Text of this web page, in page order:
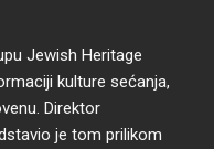
Jewish Heritage
kulture sećanja,
Direktor
je tom prilikom